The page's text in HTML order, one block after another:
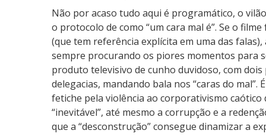
Não por acaso tudo aqui é programático, o
o protocolo de como “um cara mal é”. Se o
(que tem referência explícita em uma das
sempre procurando os piores momentos para
produto televisivo de cunho duvidoso, com
delegacias, mandando bala nos “caras do
fetiche pela violência ao corporativismo
“inevitável”, até mesmo a corrupção e a
que a “desconstrução” consegue dinamizar a